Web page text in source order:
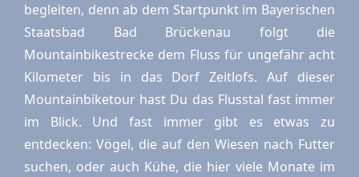
begleiten, denn ab dem Startpunkt im Bayerischen
Staatsbad Bad Brückenau folgt die
Mountainbikestrecke dem Fluss für ungefähr acht
Kilometer bis in das Dorf Zeitlofs. Auf dieser
Mountainbiketour hast Du das Flusstal fast immer
im Blick. Und fast immer gibt es etwas zu
entdecken: Vögel, die auf den Wiesen nach Futter
suchen, oder auch Kühe, die hier viele Monate im